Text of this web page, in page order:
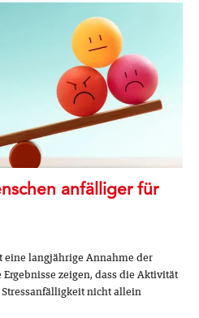
anfälliger für
eine langjährige Annahme der
zeigen, dass die Aktivität
nicht allein